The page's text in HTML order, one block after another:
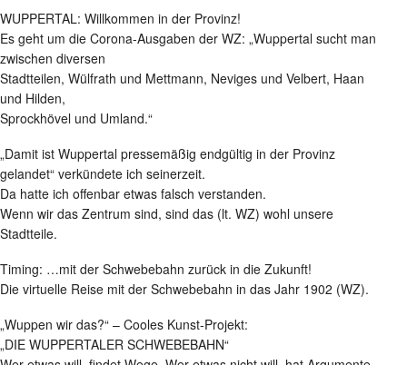
WUPPERTAL: Willkommen in der Provinz!
Es geht um die Corona-Ausgaben der WZ: „Wuppertal sucht man
zwischen diversen
Stadtteilen, Wülfrath und Mettmann, Neviges und Velbert, Haan
und Hilden,
Sprockhövel und Umland.“
„Damit ist Wuppertal pressemäßig endgültig in der Provinz
gelandet“ verkündete ich seinerzeit.
Da hatte ich offenbar etwas falsch verstanden.
Wenn wir das Zentrum sind, sind das (lt. WZ) wohl unsere
Stadtteile.
Timing: …mit der Schwebebahn zurück in die Zukunft!
Die virtuelle Reise mit der Schwebebahn in das Jahr 1902 (WZ).
„Wuppen wir das?“ – Cooles Kunst-Projekt:
„DIE WUPPERTALER SCHWEBEBAHN“